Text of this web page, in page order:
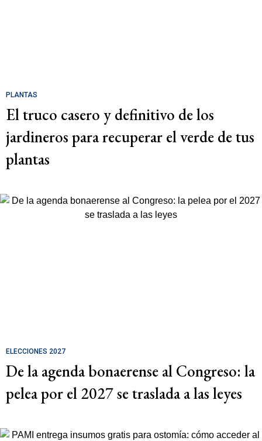
PLANTAS
El truco casero y definitivo de los
jardineros para recuperar el verde de tus
plantas
ELECCIONES 2027
De la agenda bonaerense al Congreso: la
pelea por el 2027 se traslada a las leyes